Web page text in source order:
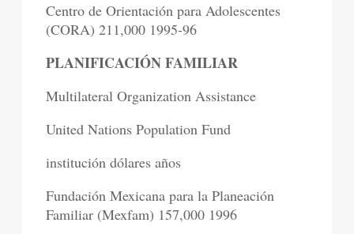
Centro de Orientación para Adolescentes
(CORA) 211,000 1995-96
PLANIFICACIÓN FAMILIAR
Multilateral Organization Assistance
United Nations Population Fund
institución dólares años
Fundación Mexicana para la Planeación
Familiar (Mexfam) 157,000 1996